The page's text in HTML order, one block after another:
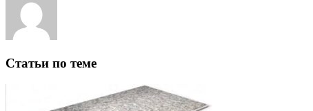
Статьи по теме